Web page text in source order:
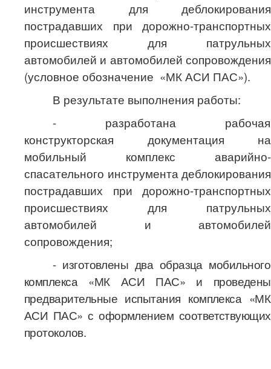
инструмента для деблокирования
пострадавших при дорожно-транспортных
происшествиях для патрульных
автомобилей и автомобилей сопровождения
(условное обозначение «МК АСИ ПАС»).
В результате выполнения работы:
- разработана рабочая
конструкторская документация на
мобильный комплекс аварийно-
спасательного инструмента деблокирования
пострадавших при дорожно-транспортных
происшествиях для патрульных
автомобилей и автомобилей
сопровождения;
- изготовлены два образца мобильного
комплекса «МК АСИ ПАС» и проведены
предварительные испытания комплекса «МК
АСИ ПАС» с оформлением соответствующих
протоколов.